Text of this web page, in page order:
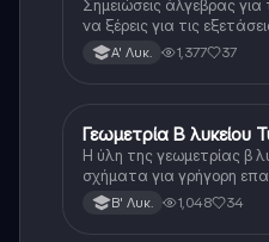
Σημειώσεις άλγεβρας για
να ξέρεις για τις
Α' Λυκ. 1,377 37
Μαθηματικά
Γεωμετρία Β λυκείου
Η ύλη της γεωμετρίας β
σχήματα για γρήγορη
γίνεταιΒ' Λυκ. 1,048 34